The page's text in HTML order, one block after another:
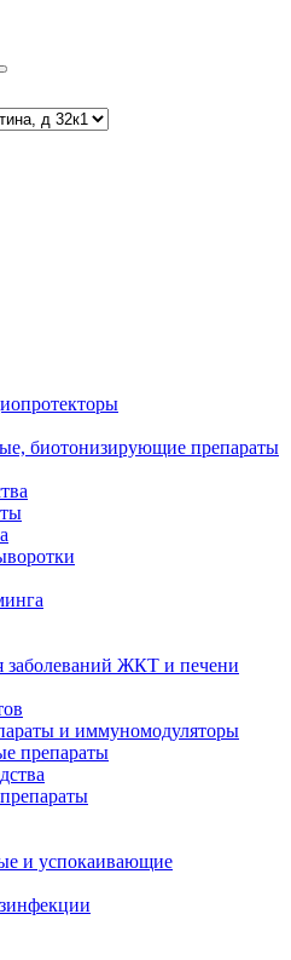
биотонизирующие препараты
заболеваний ЖКТ и печени
и иммуномодуляторы
препараты
и успокаивающие